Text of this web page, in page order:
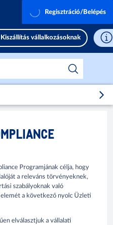
Kiszállítás vállalkozásoknak
Regisztráció/Belépés
Programjának célja, hogy
a releváns törvényeknek,
szabályoknak való
a következő nyolc Üzleti
elválasztjuk a vállalati